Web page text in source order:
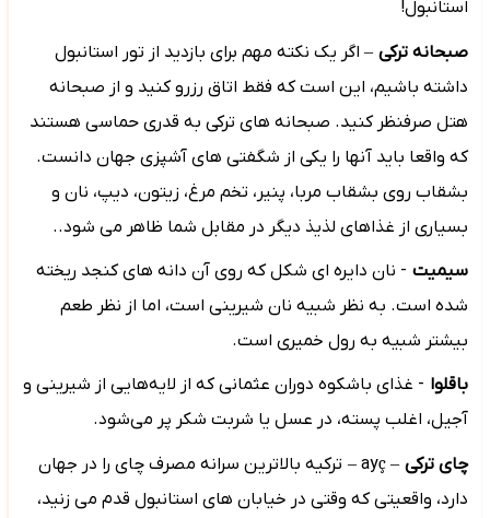
استانبول!
صبحانه ترکی – اگر یک نکته مهم برای بازدید از تور استانبول
داشته باشیم، این است که فقط اتاق رزرو کنید و از صبحانه
هتل صرفنظر کنید. صبحانه های ترکی به قدری حماسی هستند
که واقعا باید آنها را یکی از شگفتی های آشپزی جهان دانست.
بشقاب روی بشقاب مربا، پنیر، تخم مرغ، زیتون، دیپ، نان و
بسیاری از غذاهای لذیذ دیگر در مقابل شما ظاهر می شود..
سیمیت - نان دایره ای شکل که روی آن دانه های کنجد ریخته
شده است. به نظر شبیه نان شیرینی است، اما از نظر طعم
بیشتر شبیه به رول خمیری است.
باقلوا - غذای باشکوه دوران عثمانی که از لایه‌هایی از شیرینی و
آجیل، اغلب پسته، در عسل یا شربت شکر پر می‌شود.
چای ترکی –
ç
ay
– ترکیه بالاترین سرانه مصرف چای را در جهان
دارد، واقعیتی که وقتی در خیابان های استانبول قدم می زنید،